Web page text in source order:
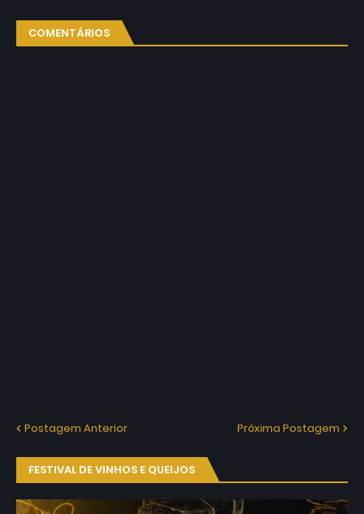
COMENTÁRIOS
Postagem Anterior Próxima Postagem
FESTIVAL DE VINHOS E QUEIJOS